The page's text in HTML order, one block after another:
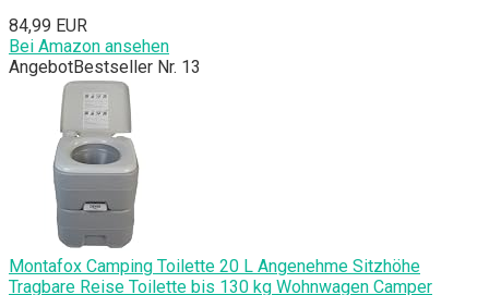
84,99 EUR
Bei Amazon ansehen
AngebotBestseller Nr. 13
Montafox Camping Toilette 20 L Angenehme Sitzhöhe
Tragbare Reise Toilette bis 130 kg Wohnwagen Camper